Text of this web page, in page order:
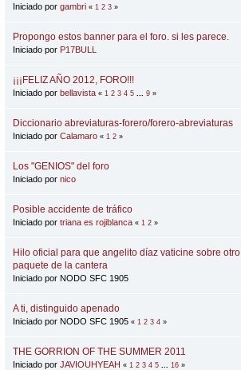
Iniciado por gambri « 1 2 3 »
Propongo estos banner para el foro. si les parece.
Iniciado por P17BULL
¡¡¡FELIZ AÑO 2012, FORO!!!
Iniciado por bellavista « 1 2 3 4 5 9 »
Diccionario abreviaturas-forero/forero-abreviaturas
Iniciado por Calamaro « 1 2 »
Los "GENIOS" del foro
Iniciado por nico
Posible accidente de tráfico
Iniciado por triana es rojiblanca « 1 2 »
Hilo oficial para que angelito díaz vaticine sobre otro
paquete de la cantera
Iniciado por NODO SFC 1905
A ti, distinguido apenado
Iniciado por NODO SFC 1905 « 1 2 3 4 »
THE GORRION OF THE SUMMER 2011
Iniciado por JAVIOUHYEAH « 1 2 3 4 5 16 »